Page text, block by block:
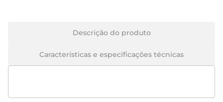
Descrição do produto
Características e especificações técnicas